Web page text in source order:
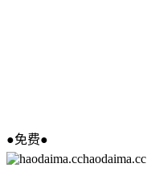
●免费●
haodaima.cc